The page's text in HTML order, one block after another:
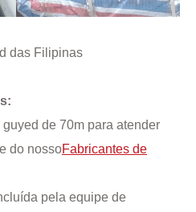
das Filipinas
de 70m para atender
do nossoFabricantes de
pela equipe de